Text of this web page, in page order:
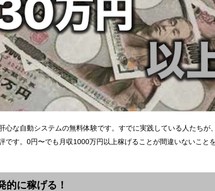
心な自動システムの無料体験です。すでに実践している人たちが
です。0円〜でも月収1000万円以上稼げることが間違いないこと
的に稼げる！